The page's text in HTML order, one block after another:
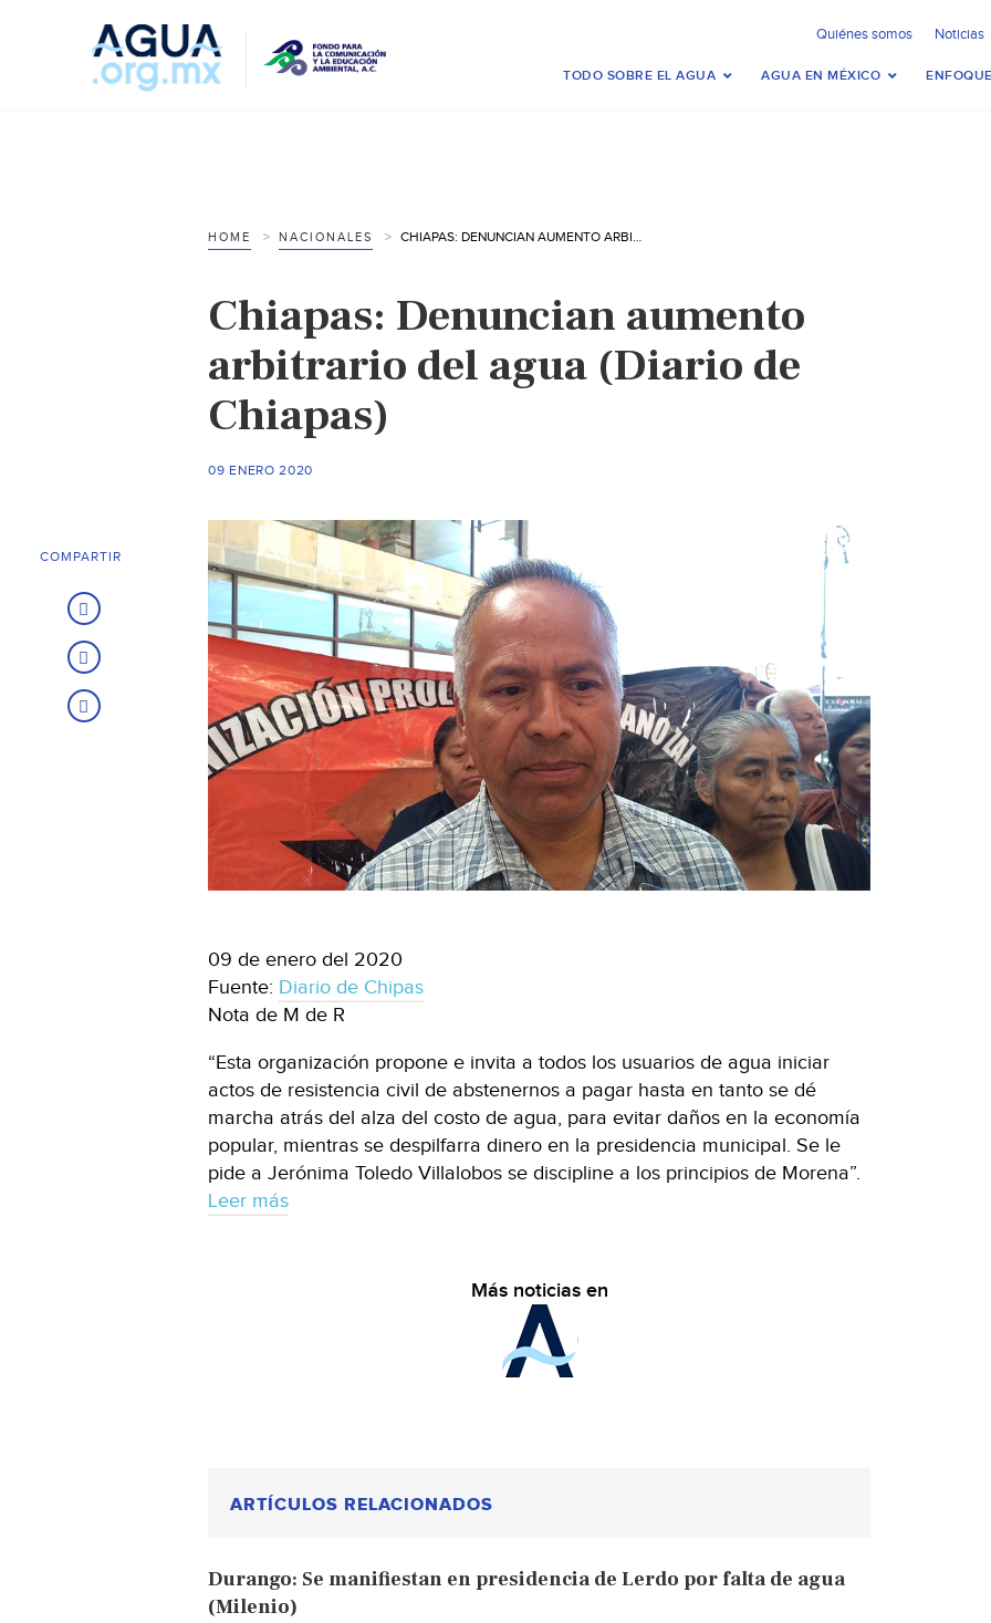
Quiénes somos Noticias
TODO SOBRE EL AGUA AGUA EN MÉXICO
HOME NACIONALES CHIAPAS: DENUNCIAN AUMENTO ARBITRARIO DEL AGUA (DIARIO DE CHIAPAS)
Chiapas: Denuncian aumento
arbitrario del agua (Diario de
Chiapas)
09 ENERO 2020
09 de enero del 2020
Fuente: Diario de Chipas
Nota de M de R
“Esta organización propone e invita a todos los usuarios de agua iniciar
actos de resistencia civil de abstenernos a pagar hasta en tanto se dé
marcha atrás del alza del costo de agua, para evitar daños en la economía
popular, mientras se despilfarra dinero en la presidencia municipal. Se le
pide a Jerónima Toledo Villalobos se discipline a los principios de Morena”.
Leer más
Más noticias en
ARTÍCULOS RELACIONADOS
Durango: Se manifiestan en presidencia de Lerdo por falta de agua
(Milenio)
COMPARTIR